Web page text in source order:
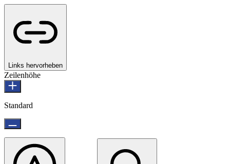
Links hervorheben
Zeilenhöhe
Standard